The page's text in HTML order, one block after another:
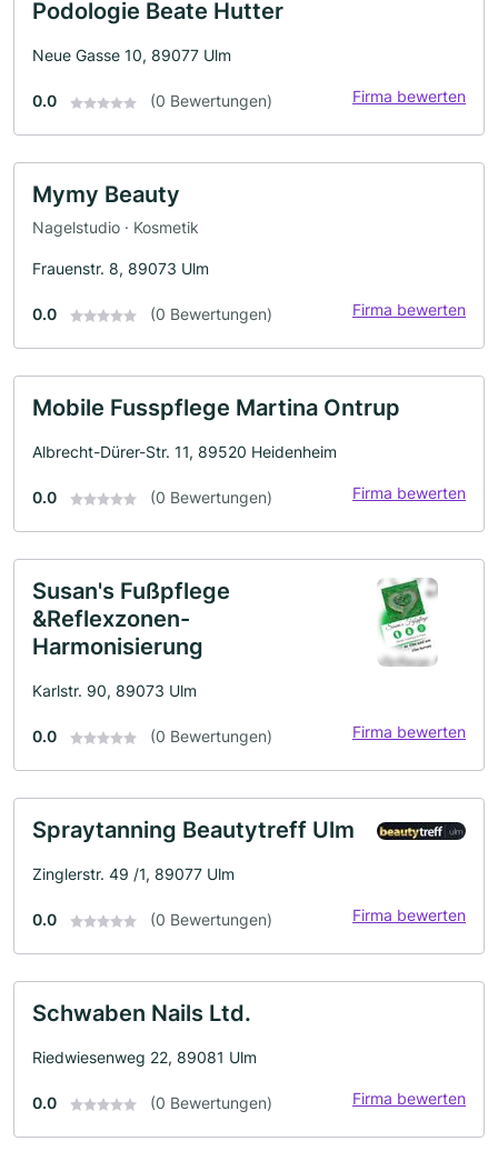
Podologie Beate Hutter
Neue Gasse 10, 89077 Ulm
0.0 (0 Bewertungen) Firma bewerten
Mymy Beauty
Nagelstudio · Kosmetik
Frauenstr. 8, 89073 Ulm
0.0 (0 Bewertungen) Firma bewerten
Mobile Fusspflege Martina Ontrup
Albrecht-Dürer-Str. 11, 89520 Heidenheim
0.0 (0 Bewertungen) Firma bewerten
Susan's Fußpflege
&Reflexzonen-
Harmonisierung
Karlstr. 90, 89073 Ulm
0.0 (0 Bewertungen) Firma bewerten
Spraytanning Beautytreff Ulm
Zinglerstr. 49 /1, 89077 Ulm
0.0 (0 Bewertungen) Firma bewerten
Schwaben Nails Ltd.
Riedwiesenweg 22, 89081 Ulm
0.0 (0 Bewertungen) Firma bewerten